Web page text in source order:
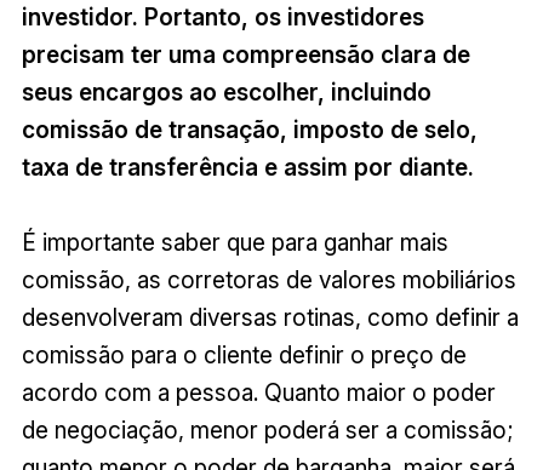
investidor. Portanto, os investidores
precisam ter uma compreensão clara de
seus encargos ao escolher, incluindo
comissão de transação, imposto de selo,
taxa de transferência e assim por diante.
É importante saber que para ganhar mais
comissão, as corretoras de valores mobiliários
desenvolveram diversas rotinas, como definir a
comissão para o cliente definir o preço de
acordo com a pessoa. Quanto maior o poder
de negociação, menor poderá ser a comissão;